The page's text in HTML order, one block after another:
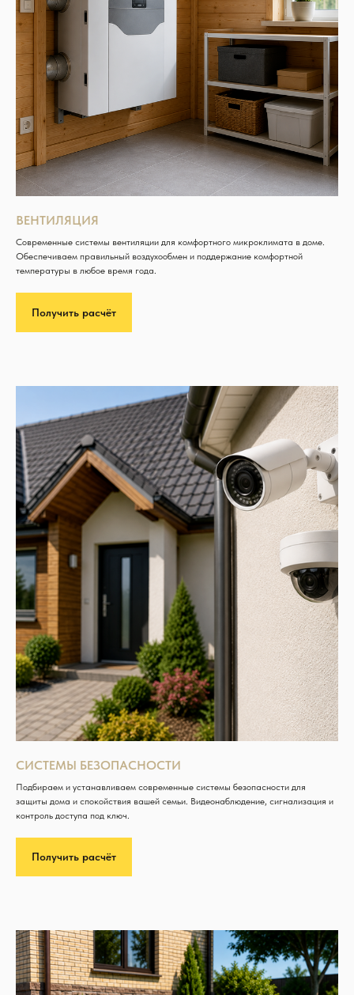
ВЕНТИЛЯЦИЯ
Современные системы вентиляции для комфортного микроклимата в доме.
Обеспечиваем правильный воздухообмен и поддержание комфортной
температуры в любое время года.
Получить расчёт
СИСТЕМЫ БЕЗОПАСНОСТИ
Подбираем и устанавливаем современные системы безопасности для
защиты дома и спокойствия вашей семьи. Видеонаблюдение, сигнализация и
контроль доступа под ключ.
Получить расчёт